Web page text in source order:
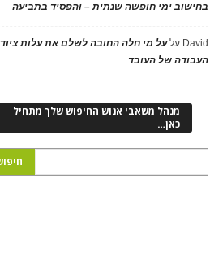
בחישוב ימי חופשה שנתית – והפסיד בתביעה
David עלעל מי חלה החובה לשלם את עלות ציוד
העבודה של העובד
מנהל משאבי אנוש החיפוש שלך מתחיל
כאן…